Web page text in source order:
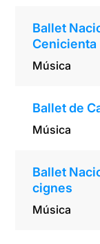
Ballet
Cenicienta
Música
Ballet de
Música
Ballet
cignes
Música